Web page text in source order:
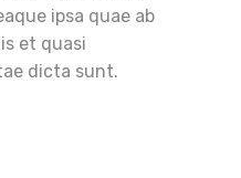
ipsa quae ab
et quasi
dicta sunt.